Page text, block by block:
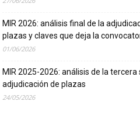
MIR 2026: análisis final de la
plazas y claves que deja la
01/06/2026
MIR 2025-2026: análisis de la tercera
adjudicación de plazas
24/05/2026